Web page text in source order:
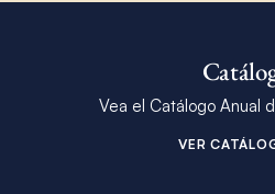
Vea el Catálogo Anual
VER